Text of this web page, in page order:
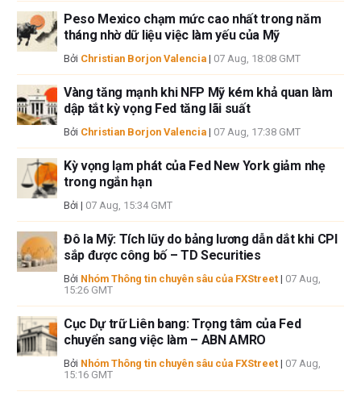
thông tin này và việc hiển thị hoặc sử dụng thông tin này. Ngoại trừ các
lỗi và thiếu sót.
Tác giả và FXStreet không phải là các cố vấn đầu tư đã đăng ký và không
có nội dung nào trong bài viết này nhằm mục đích tư vấn đầu tư.
Peso Mexico chạm mức cao nhất trong năm
tháng nhờ dữ liệu việc làm yếu của Mỹ
Bởi Christian Borjon Valencia | 07 Aug, 18:08 GMT
Vàng tăng mạnh khi NFP Mỹ kém khả quan làm
dập tắt kỳ vọng Fed tăng lãi suất
Bởi Christian Borjon Valencia | 07 Aug, 17:38 GMT
Kỳ vọng lạm phát của Fed New York giảm nhẹ
trong ngắn hạn
Bởi | 07 Aug, 15:34 GMT
Đô la Mỹ: Tích lũy do bảng lương dẫn dắt khi CPI
sắp được công bố – TD Securities
Bởi Nhóm Thông tin chuyên sâu của FXStreet | 07 Aug,
15:26 GMT
Cục Dự trữ Liên bang: Trọng tâm của Fed
chuyển sang việc làm – ABN AMRO
Bởi Nhóm Thông tin chuyên sâu của FXStreet | 07 Aug,
15:16 GMT